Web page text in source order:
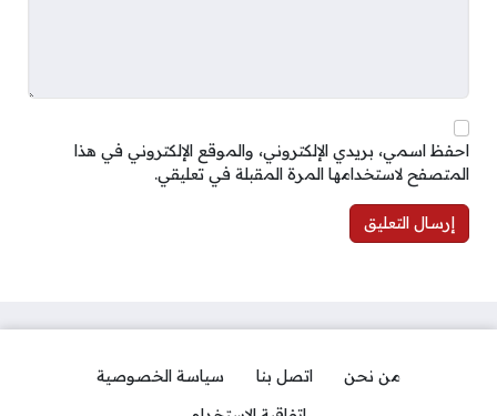
احفظ اسمي، بريدي الإلكتروني، والموقع الإلكتروني في هذا
المتصفح لاستخدامها المرة المقبلة في تعليقي.
من نحن اتصل بنا
سياسة الخصوصية